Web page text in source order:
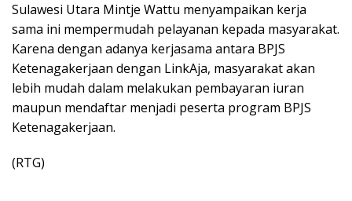
Sulawesi Utara Mintje Wattu menyampaikan kerja
sama ini mempermudah pelayanan kepada masyarakat.
Karena dengan adanya kerjasama antara BPJS
Ketenagakerjaan dengan LinkAja, masyarakat akan
lebih mudah dalam melakukan pembayaran iuran
maupun mendaftar menjadi peserta program BPJS
Ketenagakerjaan.
(RTG)